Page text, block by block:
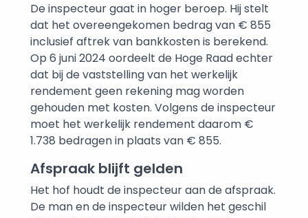
De inspecteur gaat in hoger beroep. Hij stelt
dat het overeengekomen bedrag van € 855
inclusief aftrek van bankkosten is berekend.
Op 6 juni 2024 oordeelt de Hoge Raad echter
dat bij de vaststelling van het werkelijk
rendement geen rekening mag worden
gehouden met kosten. Volgens de inspecteur
moet het werkelijk rendement daarom €
1.738 bedragen in plaats van € 855.
Afspraak blijft gelden
Het hof houdt de inspecteur aan de afspraak.
De man en de inspecteur wilden het geschil